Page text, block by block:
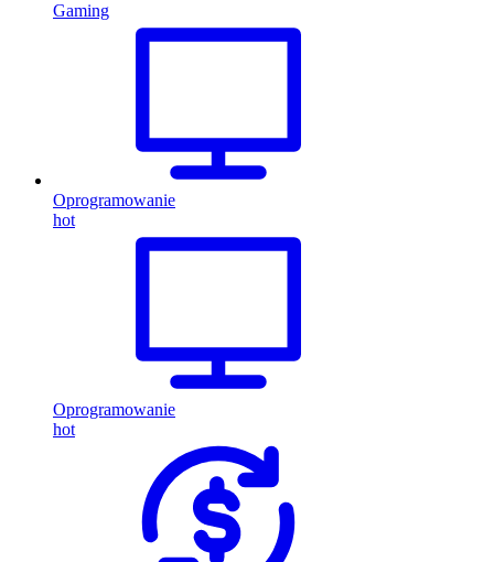
Gaming
Oprogramowanie
hot
Oprogramowanie
hot